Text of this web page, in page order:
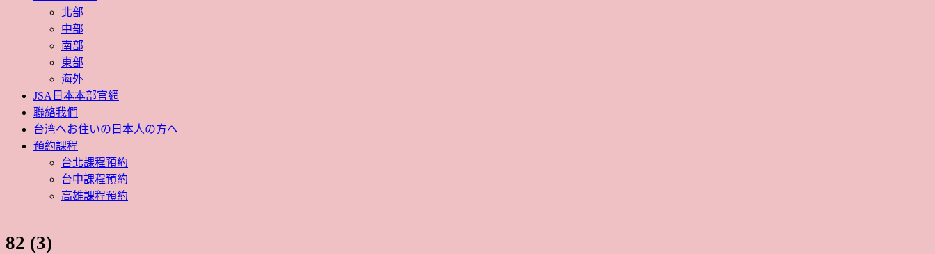
北部
中部
南部
東部
海外
JSA日本本部官網
聯絡我們
台湾へお住いの日本人の方へ
預約課程
台北課程預約
台中課程預約
高雄課程預約
82 (3)